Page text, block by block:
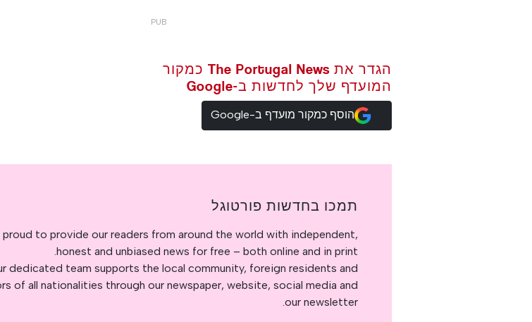
הגדר את The Portugal News כמקור
המועדף שלך לחדשות ב-Google
הוסף כמקור מועדף ב-Google
תמכו בחדשות פורטוגל
proud to provide our readers from around the world with independent,
honest and unbiased news for free – both online and in print.
dedicated team supports the local community, foreign residents and
of all nationalities through our newspaper, website, social media and
our newsletter.